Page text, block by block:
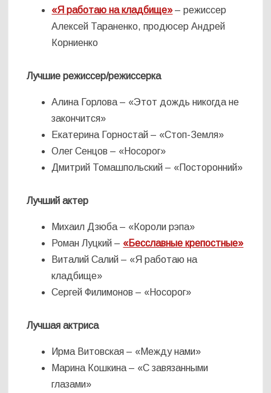
«Я работаю на кладбище»– режиссер
Алексей Тараненко, продюсер Андрей
Корниенко
Лучшие режиссер/режиссерка
Алина Горлова – «Этот дождь никогда не
закончится»
Екатерина Горностай – «Стоп-Земля»
Олег Сенцов – «Носорог»
Дмитрий Томашпольский – «Посторонний»
Лучший актер
Михаил Дзюба – «Короли рэпа»
Роман Луцкий – «Бесславные крепостные»
Виталий Салий – «Я работаю на
кладбище»
Сергей Филимонов – «Носорог»
Лучшая актриса
Ирма Витовская – «Между нами»
Марина Кошкина – «С завязанными
глазами»